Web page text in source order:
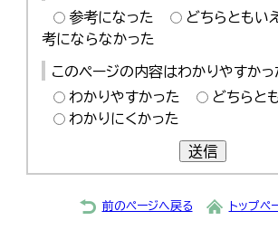
参考になった
どちらともい
考にならなかった
このページの内容はわかりやすかっ
わかりやすかった
どちらと
わかりにくかった
送信
前のページへ戻る トップペ